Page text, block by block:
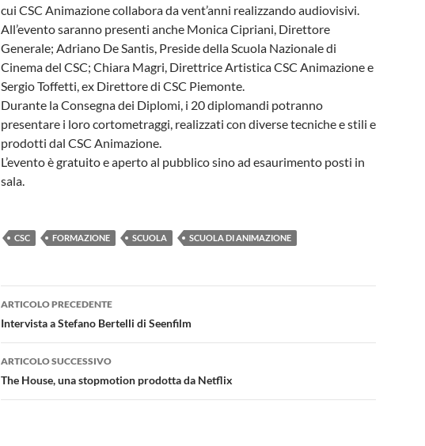
cui CSC Animazione collabora da vent’anni realizzando audiovisivi.
All’evento saranno presenti anche Monica Cipriani, Direttore
Generale; Adriano De Santis, Preside della Scuola Nazionale di
Cinema del CSC; Chiara Magri, Direttrice Artistica CSC Animazione e
Sergio Toffetti, ex Direttore di CSC Piemonte.
Durante la Consegna dei Diplomi, i 20 diplomandi potranno
presentare i loro cortometraggi, realizzati con diverse tecniche e stili e
prodotti dal CSC Animazione.
L’evento è gratuito e aperto al pubblico sino ad esaurimento posti in
sala.
CSC FORMAZIONE SCUOLA SCUOLA DI ANIMAZIONE
Navigazione
articolo
ARTICOLO PRECEDENTE
Intervista a Stefano Bertelli di Seenfilm
ARTICOLO SUCCESSIVO
The House, una stopmotion prodotta da Netflix